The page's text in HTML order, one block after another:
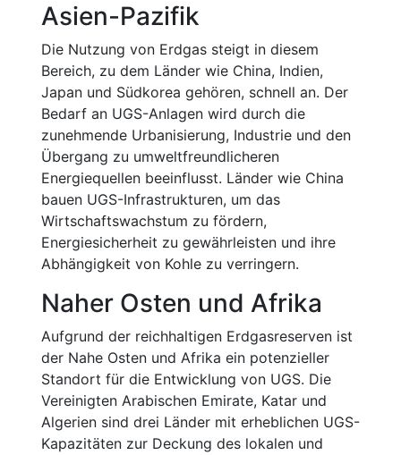
Asien-Pazifik
Die Nutzung von Erdgas steigt in diesem
Bereich, zu dem Länder wie China, Indien,
Japan und Südkorea gehören, schnell an. Der
Bedarf an UGS-Anlagen wird durch die
zunehmende Urbanisierung, Industrie und den
Übergang zu umweltfreundlicheren
Energiequellen beeinflusst. Länder wie China
bauen UGS-Infrastrukturen, um das
Wirtschaftswachstum zu fördern,
Energiesicherheit zu gewährleisten und ihre
Abhängigkeit von Kohle zu verringern.
Naher Osten und Afrika
Aufgrund der reichhaltigen Erdgasreserven ist
der Nahe Osten und Afrika ein potenzieller
Standort für die Entwicklung von UGS. Die
Vereinigten Arabischen Emirate, Katar und
Algerien sind drei Länder mit erheblichen UGS-
Kapazitäten zur Deckung des lokalen und